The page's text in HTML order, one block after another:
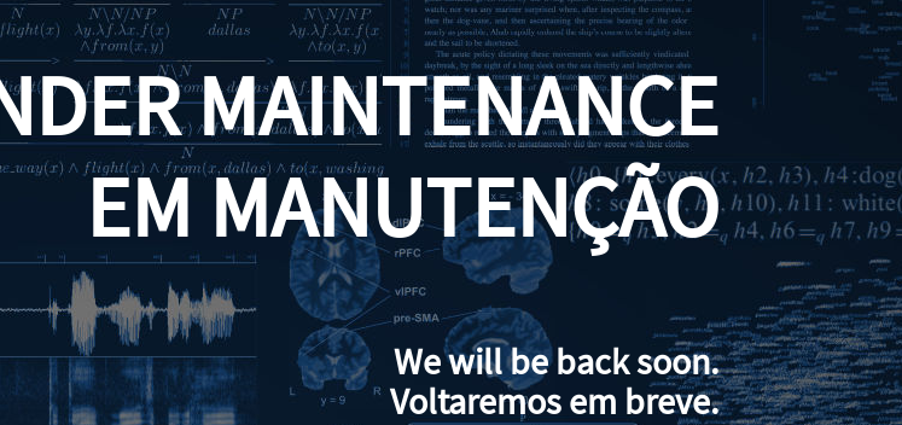
MAINTENANCE
EM MANUTENÇÃO
We will be back soon.
Voltaremos em breve.